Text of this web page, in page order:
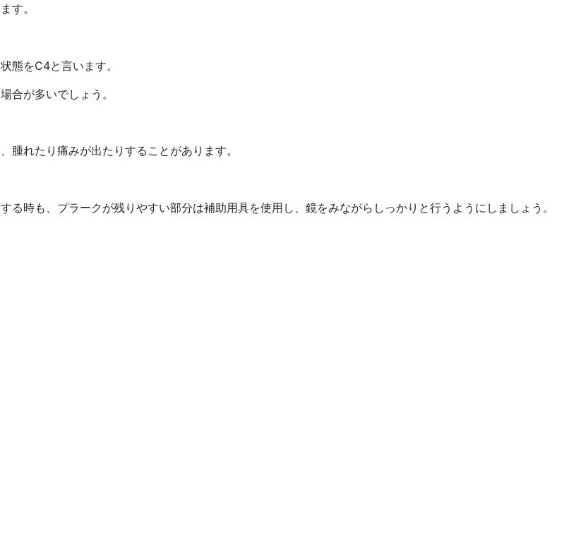
す。
態をC4と言います。
合が多いでしょう。
れたり痛みが出たりすることがあります。
時も、プラークが残りやすい部分は補助用具を使用し、鏡をみながらしっかりと行うようにしましょう。